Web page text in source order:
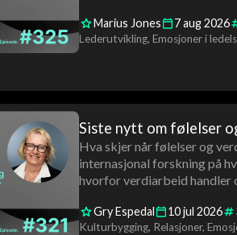
Marius Jones 7aug2026
Lederutvikling Emosjoner i
Siste nytt om følelser
Hva skjer når følelser og
internasjonal forskning på
hvorfor verdiarbeid handler
Gry Espedal 10jul 2026
Kulturbygging Relasjoner